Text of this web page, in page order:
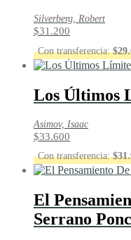
Silverberg, Robert
$31.200
Con transferencia:$
Los Últimos
Asimov, Isaac
$33.600
Con transferencia:$
El
Serrano